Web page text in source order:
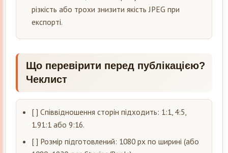
різкість або трохи знизити якість JPEG при
експорті.
Що перевірити перед публікацією?
Чеклист
[ ] Співвідношення сторін підходить: 1:1, 4:5,
1.91:1 або 9:16.
[ ] Розмір підготовлений: 1080 px по ширині (або